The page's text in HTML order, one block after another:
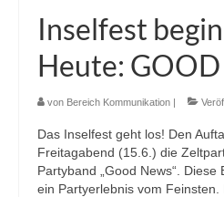
Inselfest
Heute:
von Bereich Kommunikation |
Das Inselfest geht los! Den
Freitagabend (15.6.) die
Partyband „Good News“.
ein Partyerlebnis vom